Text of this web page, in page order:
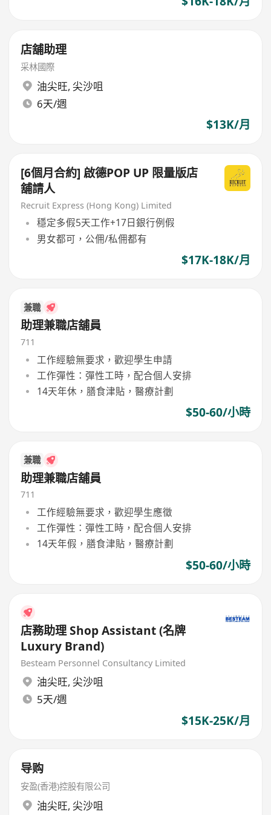
店舖助理
采林國際
油尖旺, 尖沙咀
6天/週
$13K/月
[6個月合約] 啟德POP UP 限量版店
舖請人
Recruit Express (Hong Kong) Limited
穩定多假5天工作+17日銀行例假
男女都可，公佣/私佣都有
$17K-18K/月
兼職
助理兼職店舖員
711
工作經驗無要求，歡迎學生申請
工作彈性：彈性工時，配合個人安排
14天年休，膳食津貼，醫療計劃
$50-60/小時
兼職
助理兼職店舖員
711
工作經驗無要求，歡迎學生應徵
工作彈性：彈性工時，配合個人安排
14天年假，膳食津貼，醫療計劃
$50-60/小時
店務助理 Shop Assistant (名牌
Luxury Brand)
Besteam Personnel Consultancy Limited
油尖旺, 尖沙咀
5天/週
$15K-25K/月
导购
安盈(香港)控股有限公司
油尖旺, 尖沙咀